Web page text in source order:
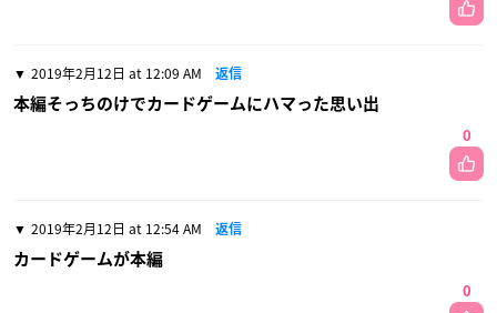
2019年2月12日 at 12:09 AM 返信
本編そっちのけでカードゲームにハマった思い出
0
2019年2月12日 at 12:54 AM 返信
カードゲームが本編
0